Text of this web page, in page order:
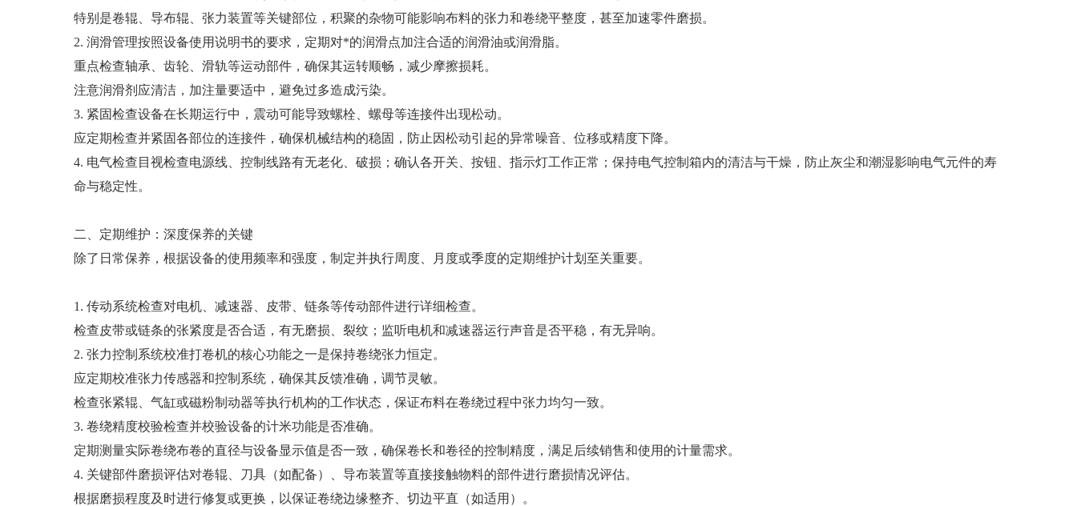
特别是卷辊、导布辊、张力装置等关键部位，积聚的杂物可能影响布料的张力和卷绕平整度，甚至加速零件磨损。
2. 润滑管理按照设备使用说明书的要求，定期对*的润滑点加注合适的润滑油或润滑脂。
重点检查轴承、齿轮、滑轨等运动部件，确保其运转顺畅，减少摩擦损耗。
注意润滑剂应清洁，加注量要适中，避免过多造成污染。
3. 紧固检查设备在长期运行中，震动可能导致螺栓、螺母等连接件出现松动。
应定期检查并紧固各部位的连接件，确保机械结构的稳固，防止因松动引起的异常噪音、位移或精度下降。
4. 电气检查目视检查电源线、控制线路有无老化、破损；确认各开关、按钮、指示灯工作正常；保持电气控制箱内的清洁与干燥，防止灰尘和潮湿影响电气元件的寿
命与稳定性。
二、定期维护：深度保养的关键
除了日常保养，根据设备的使用频率和强度，制定并执行周度、月度或季度的定期维护计划至关重要。
1. 传动系统检查对电机、减速器、皮带、链条等传动部件进行详细检查。
检查皮带或链条的张紧度是否合适，有无磨损、裂纹；监听电机和减速器运行声音是否平稳，有无异响。
2. 张力控制系统校准打卷机的核心功能之一是保持卷绕张力恒定。
应定期校准张力传感器和控制系统，确保其反馈准确，调节灵敏。
检查张紧辊、气缸或磁粉制动器等执行机构的工作状态，保证布料在卷绕过程中张力均匀一致。
3. 卷绕精度校验检查并校验设备的计米功能是否准确。
定期测量实际卷绕布卷的直径与设备显示值是否一致，确保卷长和卷径的控制精度，满足后续销售和使用的计量需求。
4. 关键部件磨损评估对卷辊、刀具（如配备）、导布装置等直接接触物料的部件进行磨损情况评估。
根据磨损程度及时进行修复或更换，以保证卷绕边缘整齐、切边平直（如适用）。